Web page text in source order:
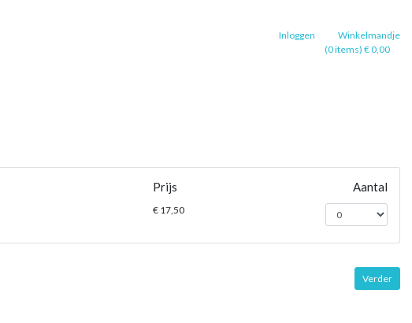
Inloggen
Winkelmandje
(0 items) € 0,00
Prijs Aantal
€ 17,50
Verder